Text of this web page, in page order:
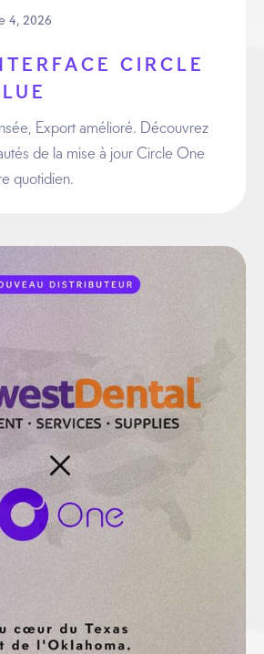
4, 2026
CIRCLE
Export amélioré. Découvrez
de la mise à jour Circle One
quotidien.